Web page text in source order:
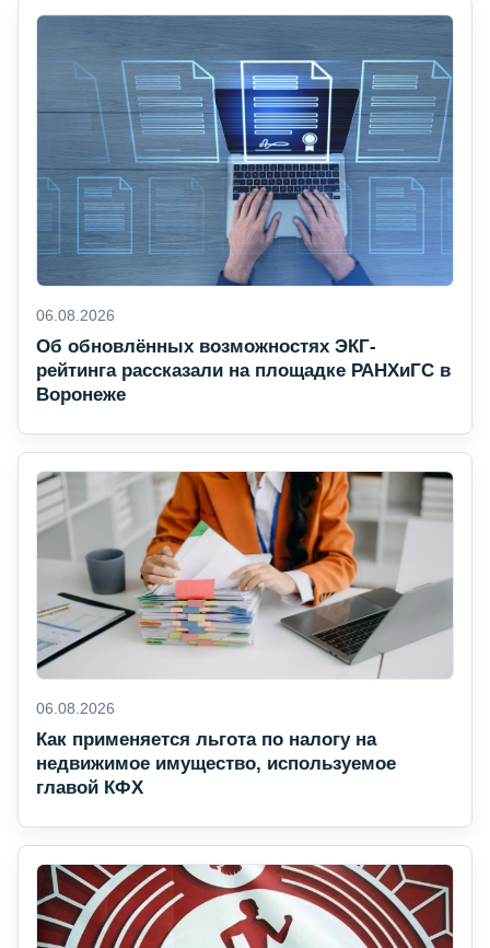
06.08.2026
Об обновлённых возможностях ЭКГ-
рейтинга рассказали на площадке РАНХиГС в
Воронеже
06.08.2026
Как применяется льгота по налогу на
недвижимое имущество, используемое
главой КФХ